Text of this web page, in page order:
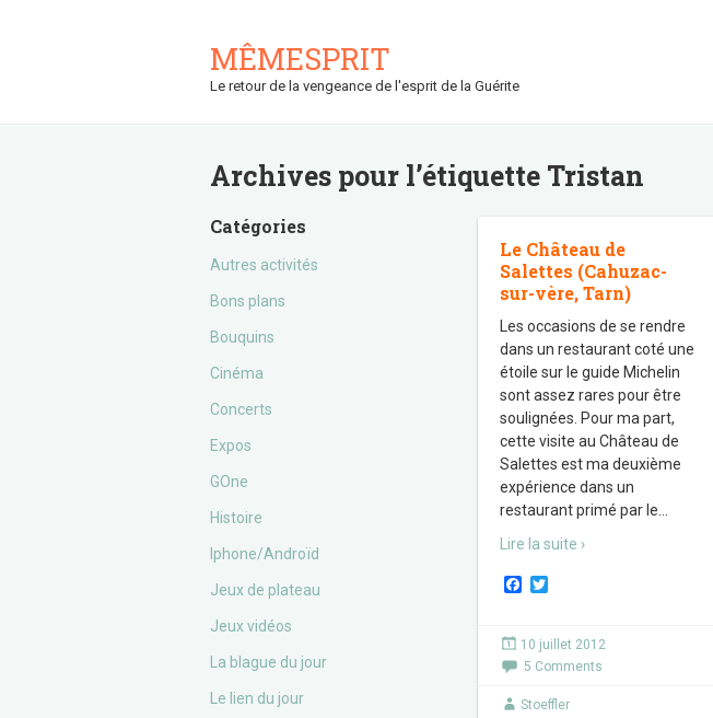
MÊMESPRIT
Le retour de la vengeance de l'esprit de la Guérite
Archives pour l’étiquette Tristan
Catégories
Autres activités
Bons plans
Bouquins
Cinéma
Concerts
Expos
GOne
Histoire
Iphone/Androïd
Jeux de plateau
Jeux vidéos
La blague du jour
Le lien du jour
Le Château de
Salettes (Cahuzac-
sur-vère, Tarn)
Les occasions de se rendre
dans un restaurant coté une
étoile sur le guide Michelin
sont assez rares pour être
soulignées. Pour ma part,
cette visite au Château de
Salettes est ma deuxième
expérience dans un
restaurant primé par le
Lire la suite ›
F
e
b
o
k
t
t
e
10 juillet 2012
5 Comments
Stoeffler